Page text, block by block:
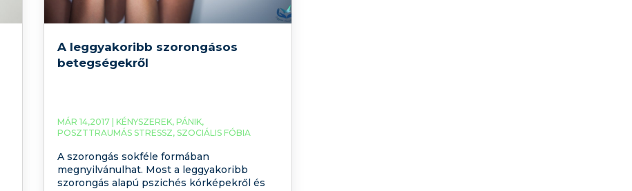
A leggyakoribb szorongásos
betegségekről
MÁR 14,2017 | KÉNYSZEREK, PÁNIK,
POSZTTRAUMÁS STRESSZ, SZOCIÁLIS FÓBIA
A szorongás sokféle formában
megnyilvánulhat. Most a leggyakoribb
szorongás alapú pszichés kórképekről és